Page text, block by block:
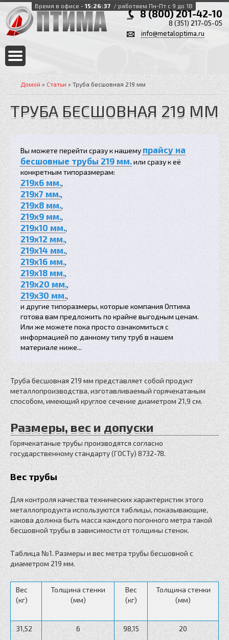
Время в офисе - 15:26:38 / работаем Пн-Пт с 9 до 18
8 (800) 201-42-10
8 (351) 217-05-05
info@metaloptima.ru
Домой»Статьи» Труба бесшовная 219 мм
ТРУБА БЕСШОВНАЯ 219 ММ
Вы можете перейти сразу к нашемупрайсу на
бесшовные трубы 219 мм.или сразу к её
конкретным типоразмерам:
219x6 мм.,
219x7 мм.,
219x8 мм.,
219x9 мм.,
219x10 мм.,
219x12 мм.,
219x14 мм.,
219x16 мм.,
219x18 мм.,
219x20 мм.,
219x30 мм.,
и другие типоразмеры, которые компания Оптима
готова вам предложить по крайне выгодным ценам.
Или же можете пока просто ознакомиться с
информацией по данному типу труб в нашем
материале ниже...
Труба бесшовная 219 мм представляет собой продукт
металлопроизводства, изготавливаемый горячекатаным
способом, имеющий круглое сечение диаметром 21,9 см.
Размеры, вес и допуски
Горячекатаные трубы производятся согласно
государственному стандарту (ГОСТу) 8732-78.
Вес трубы
Для контроля качества технических характеристик этого
металлопродукта используются таблицы, показывающие,
какова должна быть масса каждого погонного метра такой
бесшовной трубы в зависимости от толщины стенок.
Таблица №1. Размеры и вес метра трубы бесшовной с
диаметром 219 мм.
Вес
(кг)
Толщина стенки
(мм)
Вес
(кг)
Толщина стенки
(мм)
31,52 6 98,15 20